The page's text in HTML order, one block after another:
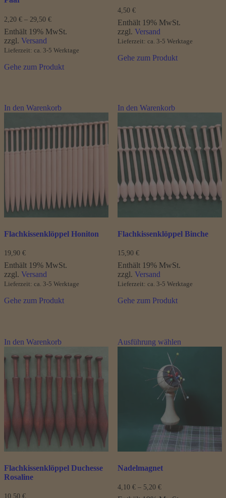
2,20 € – 29,50 €Preisspanne:
bis
Enthält 19% MwSt.
zzgl. Versand
Lieferzeit: ca. 3-5 Werktage
Gehe zum Produkt
4,50 €
Enthält 19% MwSt.
zzgl. Versand
Lieferzeit: ca. 3-5 Werktage
Gehe zum Produkt
In den Warenkorb
Flachkissenklöppel Honiton
19,90 €
Enthält 19% MwSt.
zzgl. Versand
Lieferzeit: ca. 3-5 Werktage
Gehe zum Produkt
In den Warenkorb
Flachkissenklöppel Binche
15,90 €
Enthält 19% MwSt.
zzgl. Versand
Lieferzeit: ca. 3-5 Werktage
Gehe zum Produkt
In den Warenkorb
Flachkissenklöppel Duchesse
Rosaline
10,50 €
Ausführung wählenProdukt
Varianten
auf.
Die
Optionen
der
Produktseite
gewählt
werden
Nadelmagnet
4,10 € – 5,20 €Preisspanne:
4,10 €